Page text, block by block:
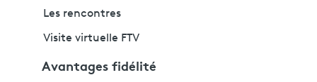
Les rencontres
Visite virtuelle FTV
Avantages fidélité